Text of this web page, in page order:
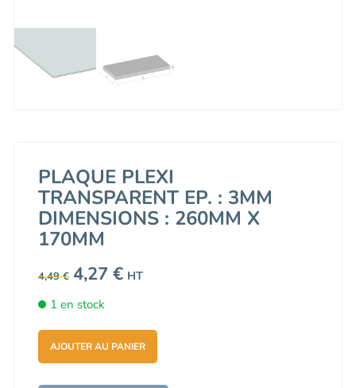
PLAQUE PLEXI
TRANSPARENT EP. : 3MM
DIMENSIONS : 260MM X
170MM
4,49€ Le
prix
était :
4,27€Le
prix
HT
1 en stock
AJOUTER AU PANIER